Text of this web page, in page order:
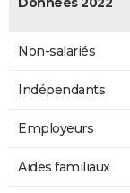
Non-salariés
Indépendants
Employeurs
Aides familiaux